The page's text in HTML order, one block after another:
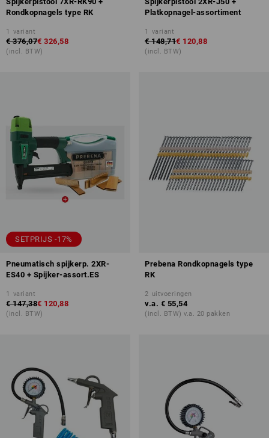
Rondkopnagels type RK
1 variant
€ 376,07€ 326,58
(incl. BTW)
Platkopnagel-assortiment
1 variant
€ 148,71€ 120,88
(incl. BTW)
SETPRIJS -17%
Pneumatisch spijkerp. 2XR-
ES40 + Spijker-assort.ES
1 variant
€ 147,38€ 120,88
(incl. BTW)
Prebena Rondkopnagels type
RK
2 uitvoeringen
v.a. € 55,54
(incl. BTW) v.a. 20 pakken